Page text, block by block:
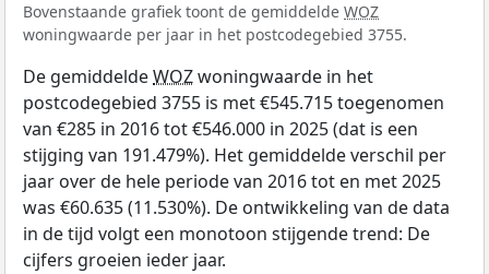
Bovenstaande grafiek toont de gemiddelde WOZ
woningwaarde per jaar in het postcodegebied 3755.
De gemiddeldeWOZwoningwaarde in het
postcodegebied 3755 is met €545.715 toegenomen
van €285 in 2016 tot €546.000 in 2025 (dat is een
stijging van 191.479%). Het gemiddelde verschil per
jaar over de hele periode van 2016 tot en met 2025
was €60.635 (11.530%). De ontwikkeling van de data
in de tijd volgt een monotoon stijgende trend: De
cijfers groeien ieder jaar.